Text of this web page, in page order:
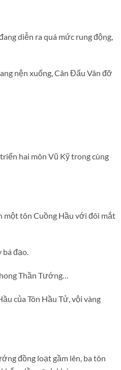
diễn ra quá mức rung động,
nện xuống, Cân Đẩu Vân đỡ
hai môn Vũ Kỹ trong cùng
một tôn Cuồng Hầu với đôi mắt
bá đạo.
Thần Tướng…
của Tôn Hầu Tử, vội vàng
đồng loạt gầm lên, ba tôn